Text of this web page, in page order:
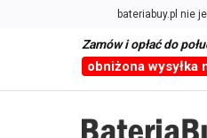
Zamów i opłać do
obniżona